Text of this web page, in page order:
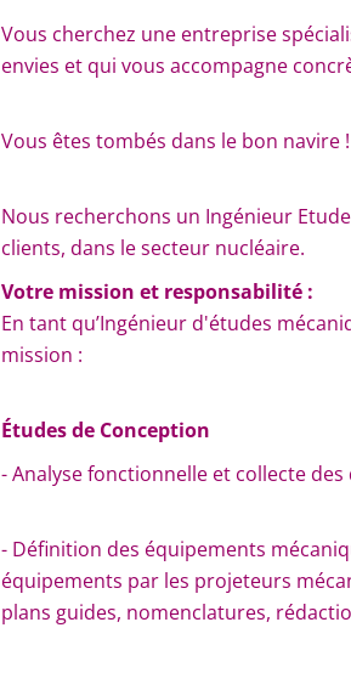
Vous cherchez une entreprise
envies et qui vous accompagne
Vous êtes tombés dans le bon navire !
Nous recherchons un Ingénieur
clients, dans le secteur nucléaire.
Votre mission et responsabilité :
En tant qu’Ingénieur d'études
mission :
Études de Conception
- Analyse fonctionnelle et collecte des
- Définition des équipements
équipements par les projeteurs
plans guides, nomenclatures,